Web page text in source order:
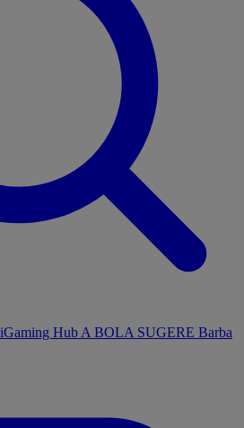
iGaming Hub A BOLA SUGERE Barba